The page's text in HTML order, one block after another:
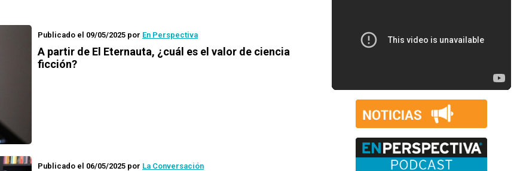
Publicado el 09/05/2025 por En Perspectiva
A partir de El Eternauta, ¿cuál es el valor de ciencia
ficción?
Publicado el 06/05/2025 por La Conversación